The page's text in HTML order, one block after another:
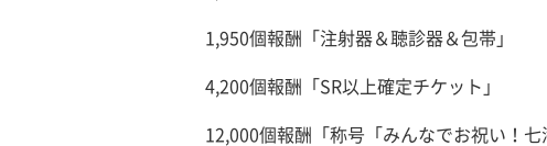
1,950個報酬「注射器＆聴診器＆包帯」
4,200個報酬「SR以上確定チケット」
12,000個報酬「称号「みんなでお祝い！